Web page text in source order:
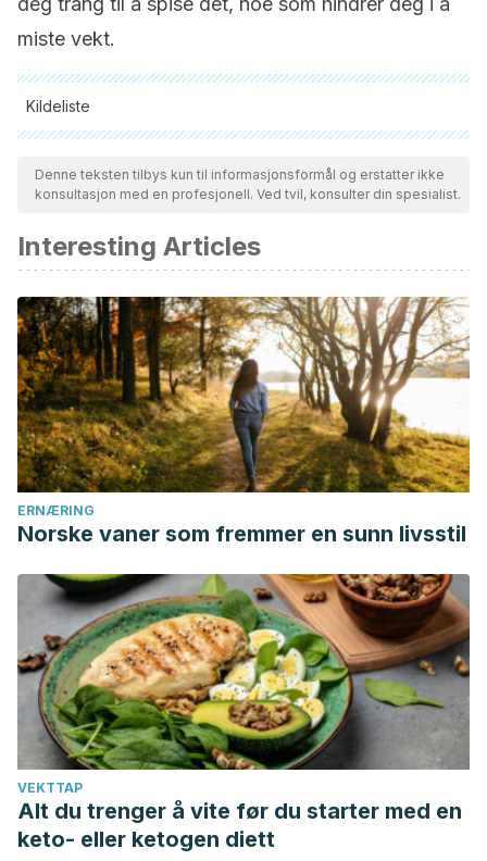
miste vekt.
Kildeliste
Alle siterte kilder ble grundig gjennomgått av teamet vårt for å
sikre deres kvalitet, pålitelighet, aktualitet og validitet.
Bibliografien i denne artikkelen ble betraktet som pålitelig og
Healthline.com10 Processed Foods to Avoid
Available at: www.healthline.com/health/food-
nutrition/processed-foods-to-avoid
Healthline.com The 21 Best Low-Carb Vegetables[Online]
Available at: www.healthline.com/nutrition/21-best-low-carb-
vegetables
Denne teksten tilbys kun til informasjonsformål og erstatter ikke
konsultasjon med en profesjonell. Ved tvil, konsulter din spesialist.
Interesting Articles
ERNÆRING
Norske vaner som fremmer en sunn livsstil
VEKTTAP
Alt du trenger å vite før du starter med en
keto- eller ketogen diett